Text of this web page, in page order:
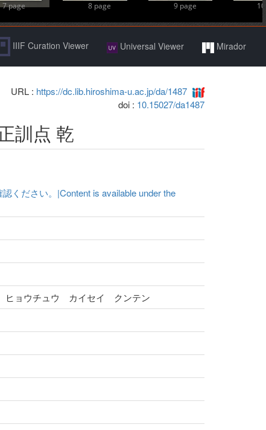
7 page 8 page 9 page
IIIF Curation Viewer Universal Viewer Mirador
URL : https://dc.lib.hiroshima-u.ac.jp/da/1487
doi : 10.15027/da1487
訓点 乾
ください。|Content is available under the
ョウチュウ カイセイ クンテン